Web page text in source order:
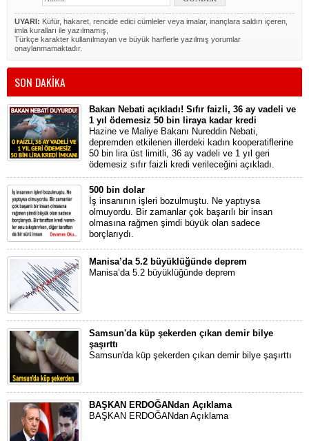
UYARI: Küfür, hakaret, rencide edici cümleler veya imalar, inançlara saldırı içeren,
imla kuralları ile yazılmamış,
Türkçe karakter kullanılmayan ve büyük harflerle yazılmış yorumlar
onaylanmamaktadır.
SON DAKİKA
Bakan Nebati açıkladı! Sıfır faizli, 36 ay vadeli ve
1 yıl ödemesiz 50 bin liraya kadar kredi
Hazine ve Maliye Bakanı Nureddin Nebati,
depremden etkilenen illerdeki kadın kooperatiflerine
50 bin lira üst limitli, 36 ay vadeli ve 1 yıl geri
ödemesiz sıfır faizli kredi verileceğini açıkladı.
500 bin dolar
İş insanının işleri bozulmuştu. Ne yaptıysa
olmuyordu. Bir zamanlar çok başarılı bir insan
olmasına rağmen şimdi büyük olan sadece
borçlarıydı.
Manisa’da 5.2 büyüklüğünde deprem
Manisa’da 5.2 büyüklüğünde deprem
Samsun'da küp şekerden çıkan demir bilye
şaşırttı
Samsun'da küp şekerden çıkan demir bilye şaşırttı
BAŞKAN ERDOĞANdan Açıklama
BAŞKAN ERDOĞANdan Açıklama